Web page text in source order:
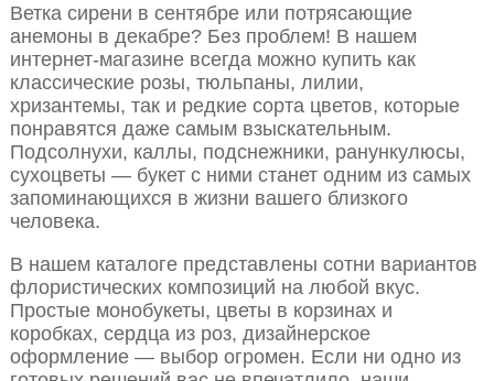
Ветка сирени в сентябре или потрясающие
анемоны в декабре? Без проблем! В нашем
интернет-магазине всегда можно купить как
классические розы, тюльпаны, лилии,
хризантемы, так и редкие сорта цветов, которые
понравятся даже самым взыскательным.
Подсолнухи, каллы, подснежники, ранункулюсы,
сухоцветы — букет с ними станет одним из самых
запоминающихся в жизни вашего близкого
человека.
В нашем каталоге представлены сотни вариантов
флористических композиций на любой вкус.
Простые монобукеты, цветы в корзинах и
коробках, сердца из роз, дизайнерское
оформление — выбор огромен. Если ни одно из